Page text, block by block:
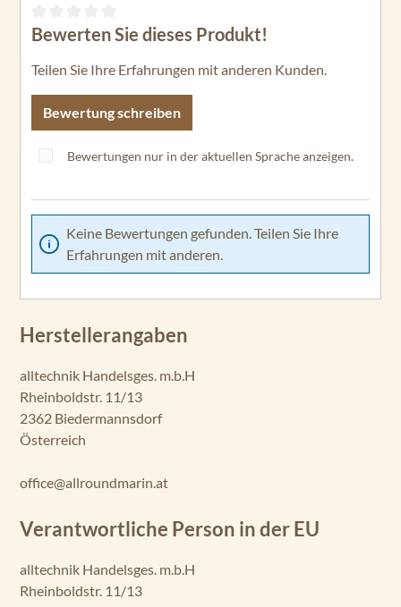
Durchschnittliche Bewertung von 0 von 5 Sternen
Bewerten Sie dieses Produkt!
Teilen Sie Ihre Erfahrungen mit anderen Kunden.
Bewertung schreiben
Bewertungen nur in der aktuellen Sprache anzeigen.
Keine Bewertungen gefunden. Teilen Sie Ihre
Erfahrungen mit anderen.
Herstellerangaben
alltechnik Handelsges. m.b.H
Rheinboldstr. 11/13
2362 Biedermannsdorf
Österreich
office@allroundmarin.at
Verantwortliche Person in der EU
alltechnik Handelsges. m.b.H
Rheinboldstr. 11/13